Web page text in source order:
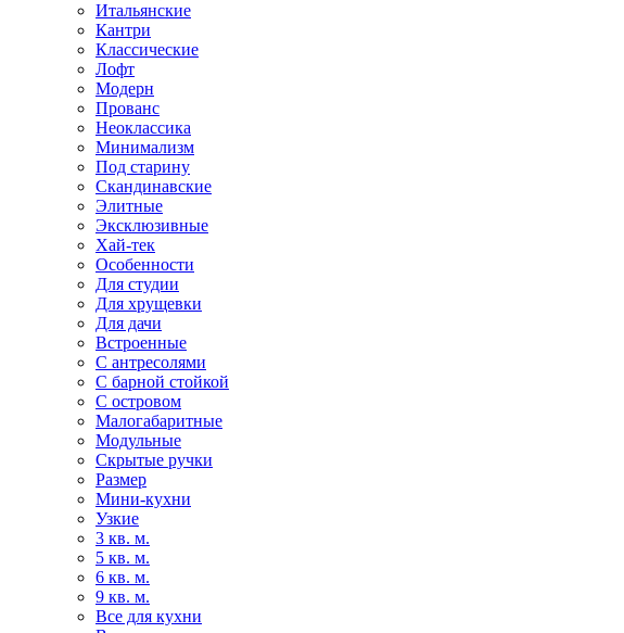
Итальянские
Кантри
Классические
Лофт
Модерн
Прованс
Неоклассика
Минимализм
Под старину
Скандинавские
Элитные
Эксклюзивные
Хай-тек
Особенности
Для студии
Для хрущевки
Для дачи
Встроенные
С антресолями
С барной стойкой
С островом
Малогабаритные
Модульные
Скрытые ручки
Размер
Мини-кухни
Узкие
3 кв. м.
5 кв. м.
6 кв. м.
9 кв. м.
Все для кухни